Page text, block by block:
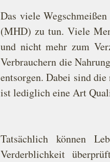
Das viele
(MHD) zu tun. Viele
und nicht mehr zum
Verbrauchern die
entsorgen. Dabei sind
ist lediglich eine Art
Tatsächlich können
Verderblichkeit